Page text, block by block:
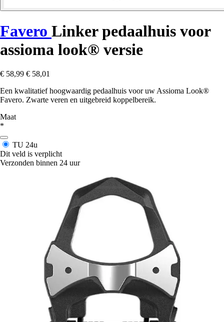
Favero Linker pedaalhuis voor
assioma look® versie
€ 58,99 € 58,01
Een kwalitatief hoogwaardig pedaalhuis voor uw Assioma Look®
Favero. Zwarte veren en uitgebreid koppelbereik.
Maat
*
TU 24u
Dit veld is verplicht
Verzonden binnen 24 uur